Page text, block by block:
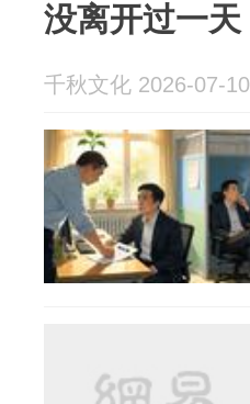
没离开过一天
千秋文化 2026-07-10